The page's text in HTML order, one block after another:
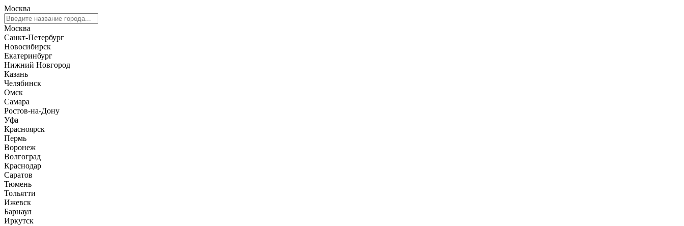
Москва
Москва
Санкт-Петербург
Новосибирск
Екатеринбург
Нижний Новгород
Казань
Челябинск
Омск
Самара
Ростов-на-Дону
Уфа
Красноярск
Пермь
Воронеж
Волгоград
Краснодар
Саратов
Тюмень
Тольятти
Ижевск
Барнаул
Иркутск